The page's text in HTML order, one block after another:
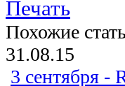
Печать
Похожие
31.08.15
3 сентября -